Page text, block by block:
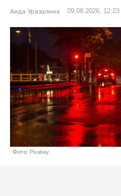
Аида Уразалина 09.08.2026, 12:23
Фото: Pixabay